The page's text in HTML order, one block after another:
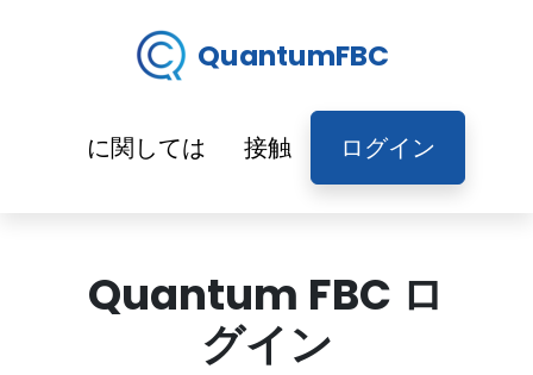
QuantumFBC
に関しては 接触 ログイン
Quantum FBC ロ
グイン